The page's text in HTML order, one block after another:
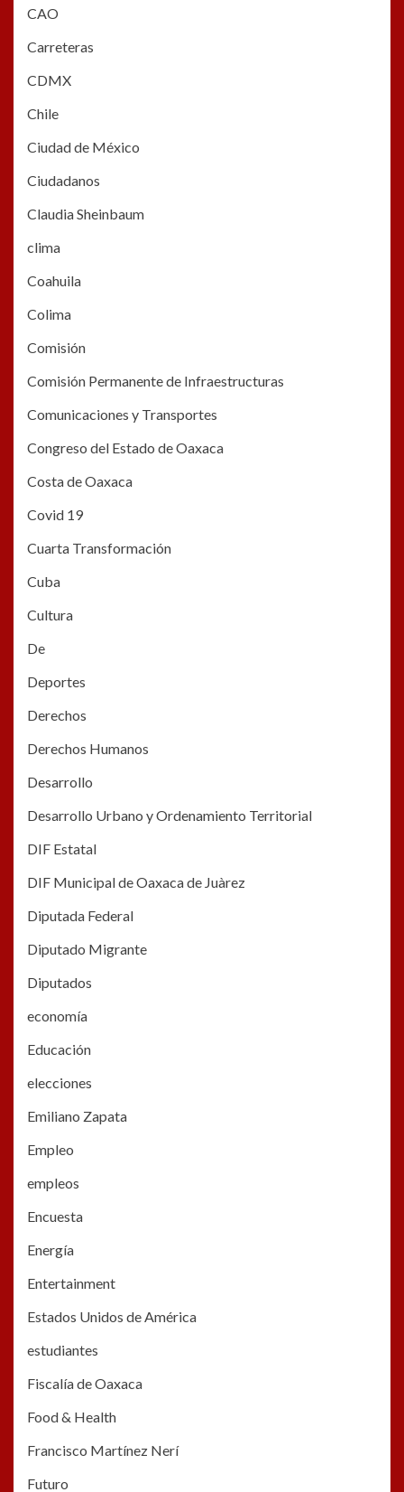
CAO
Carreteras
CDMX
Chile
Ciudad de México
Ciudadanos
Claudia Sheinbaum
clima
Coahuila
Colima
Comisión
Comisión Permanente de Infraestructuras
Comunicaciones y Transportes
Congreso del Estado de Oaxaca
Costa de Oaxaca
Covid 19
Cuarta Transformación
Cuba
Cultura
De
Deportes
Derechos
Derechos Humanos
Desarrollo
Desarrollo Urbano y Ordenamiento Territorial
DIF Estatal
DIF Municipal de Oaxaca de Juàrez
Diputada Federal
Diputado Migrante
Diputados
economía
Educación
elecciones
Emiliano Zapata
Empleo
empleos
Encuesta
Energía
Entertainment
Estados Unidos de América
estudiantes
Fiscalía de Oaxaca
Food & Health
Francisco Martínez Nerí
Futuro